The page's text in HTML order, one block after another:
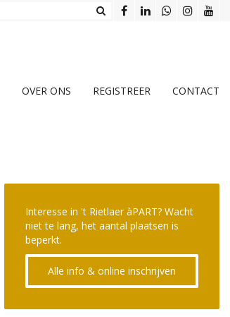
OVER ONS REGISTREER CONTACT
Interesse in 't Rietlaer àPART? Wacht
niet te lang, het aantal plaatsen is
beperkt.
Alle info & online inschrijven